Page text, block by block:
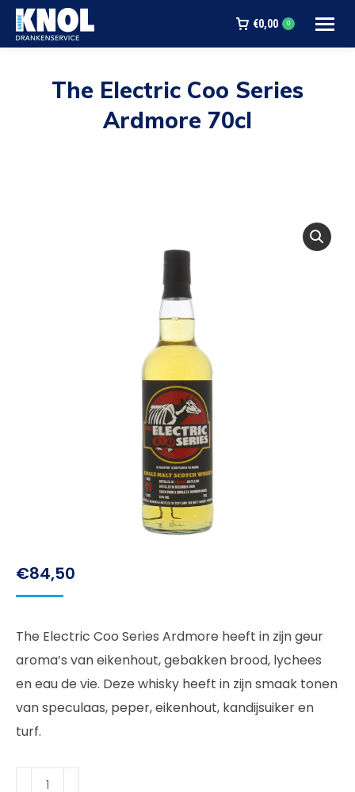
€0,00 0
The Electric Coo Series
Ardmore 70cl
€84,50
The Electric Coo Series Ardmore heeft in zijn geur
aroma’s van eikenhout, gebakken brood, lychees
en eau de vie. Deze whisky heeft in zijn smaak tonen
van speculaas, peper, eikenhout, kandijsuiker en
turf.